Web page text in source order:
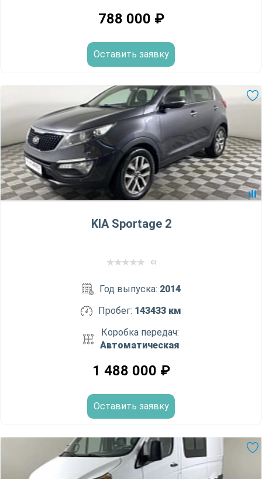
788 000 ₽
Оставить заявку
KIA Sportage 2
(0)
Год выпуска: 2014
Пробег: 143433 км
Коробка передач:
Автоматическая
1 488 000 ₽
Оставить заявку